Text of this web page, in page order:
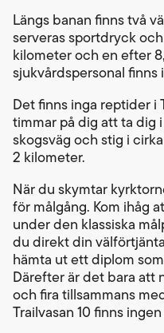
Längs banan finns två
serveras sportdryck
kilometer och en efter
sjukvårdspersonal
Det finns inga reptider i
timmar på dig att ta dig
skogsväg och stig i
2 kilometer.
När du skymtar
för målgång. Kom ihåg
under den klassiska
du direkt din
hämta ut ett diplom
Därefter är det bara att
och fira tillsammans
Trailvasan 10 finns